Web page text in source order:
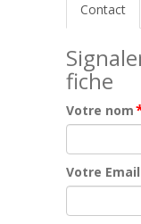
Contact
fiche
Votre nom
Votre Email